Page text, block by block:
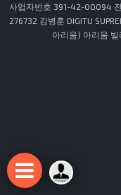
사업자번호 391-42-00094
276732 김병훈 DIGITU
아리움) 아리움